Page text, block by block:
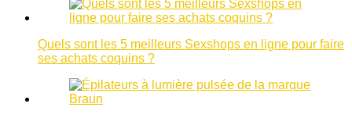
Quels sont les 5 meilleurs Sexshops en ligne pour faire
ses achats coquins ?